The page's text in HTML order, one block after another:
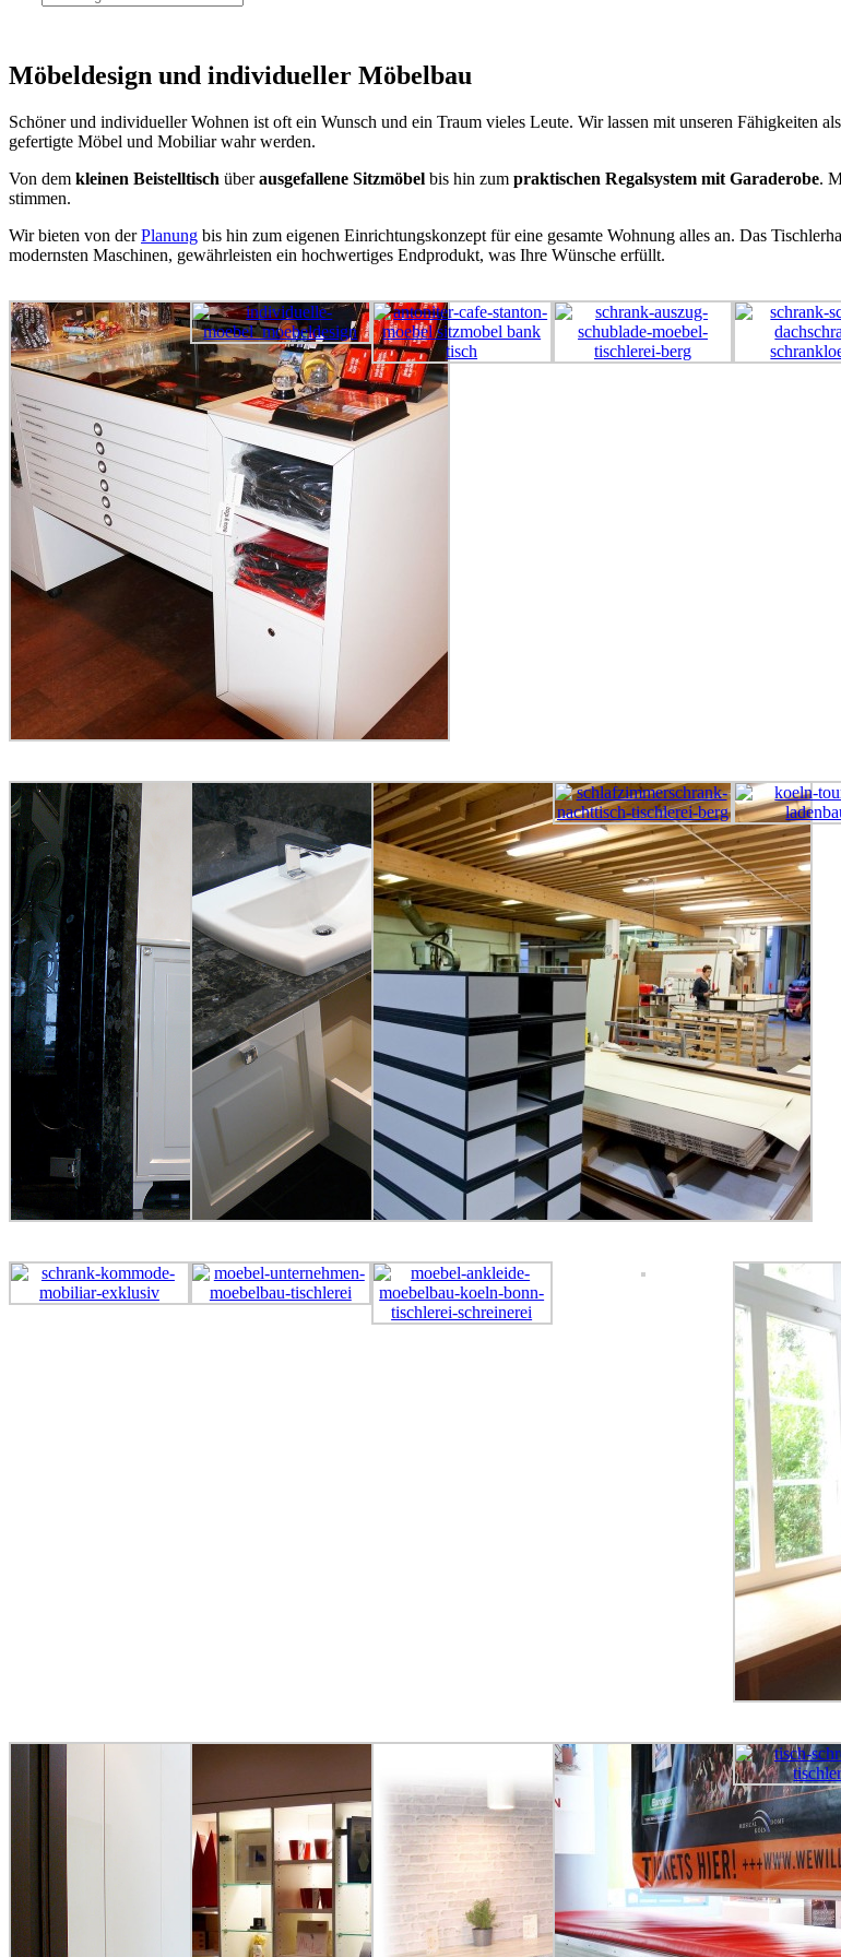
Möbeldesign und individueller Möbelbau
Schöner und individueller Wohnen ist oft ein Wunsch und ein Traum vieles Leute. Wir lassen mit unseren Fähigkeiten
gefertigte Möbel und Mobiliar wahr werden.
Von dem kleinen Beistelltisch überausgefallene Sitzmöbel bis hin zum praktischen Regalsystem mit Garaderobe.
stimmen.
Wir bieten von derPlanung bis hin zum eigenen Einrichtungskonzept für eine gesamte Wohnung alles an. Das
modernsten Maschinen, gewährleisten ein hochwertiges Endprodukt, was Ihre Wünsche erfüllt.